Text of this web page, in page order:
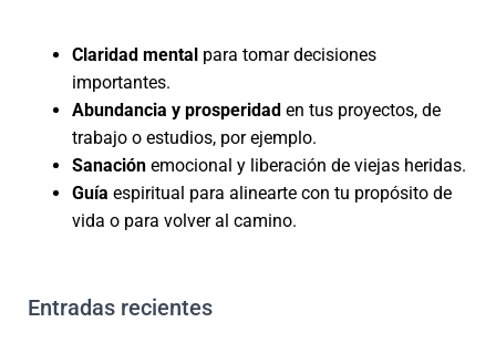
Claridad mental para tomar decisiones
importantes.
Abundancia y prosperidad en tus proyectos, de
trabajo o estudios, por ejemplo.
Sanación emocional y liberación de viejas heridas.
Guía espiritual para alinearte con tu propósito de
vida o para volver al camino.
Entradas recientes